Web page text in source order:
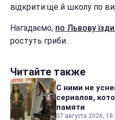
відкрити ще й школу по
Нагадаємо, по Львову
ростуть гриби.
Читайте также
С ними не
сериалов,
памяти
07 августа 2026,